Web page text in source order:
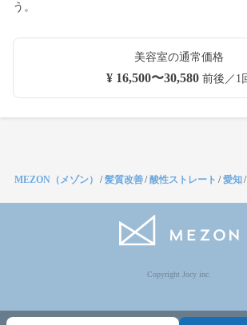
う。
美容室の通常価格
¥ 16,500〜30,580前後／1
MEZON（メゾン） /髪質改善/酸性ストレート /愛知/
Copyright Jocy inc.